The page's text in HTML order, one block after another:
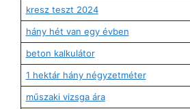
kresz teszt 2024
hány hét van egy évben
beton kalkulátor
1 hektár hány négyzetméter
műszaki vizsga ára